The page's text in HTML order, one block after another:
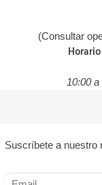
(Consultar
10:00
Suscríbete a nuestro